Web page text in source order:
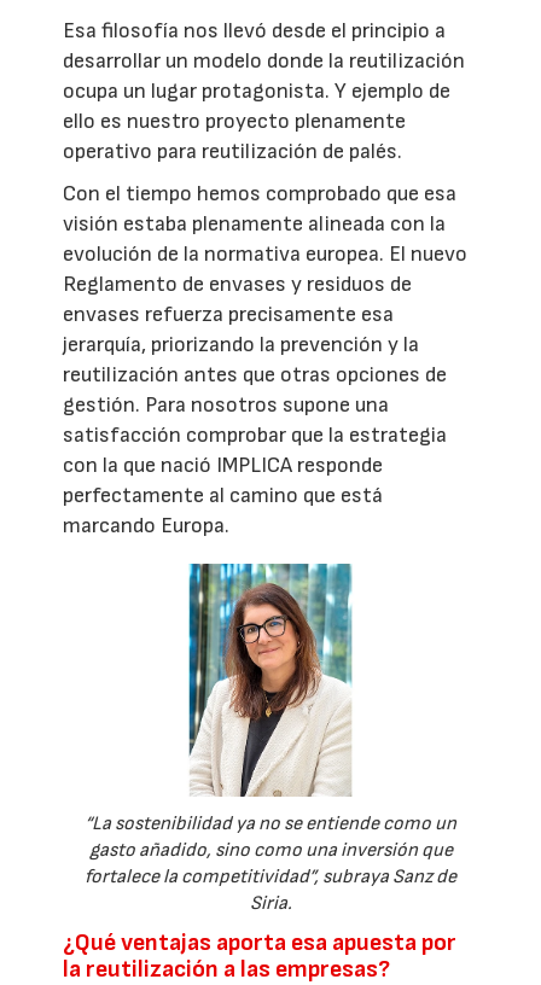
Esa filosofía nos llevó desde el principio a
desarrollar un modelo donde la reutilización
ocupa un lugar protagonista. Y ejemplo de
ello es nuestro proyecto plenamente
operativo para reutilización de palés.
Con el tiempo hemos comprobado que esa
visión estaba plenamente alineada con la
evolución de la normativa europea. El nuevo
Reglamento de envases y residuos de
envases refuerza precisamente esa
jerarquía, priorizando la prevención y la
reutilización antes que otras opciones de
gestión. Para nosotros supone una
satisfacción comprobar que la estrategia
con la que nació IMPLICA responde
perfectamente al camino que está
marcando Europa.
“La sostenibilidad ya no se entiende como un
gasto añadido, sino como una inversión que
fortalece la competitividad”, subraya Sanz de
Siria.
¿Qué ventajas aporta esa apuesta por
la reutilización a las empresas?